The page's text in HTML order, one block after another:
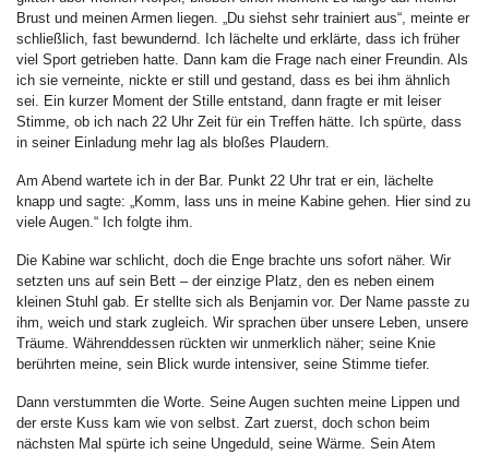
Brust und meinen Armen liegen. „Du siehst sehr trainiert aus“, meinte er
schließlich, fast bewundernd. Ich lächelte und erklärte, dass ich früher
viel Sport getrieben hatte. Dann kam die Frage nach einer Freundin. Als
ich sie verneinte, nickte er still und gestand, dass es bei ihm ähnlich
sei. Ein kurzer Moment der Stille entstand, dann fragte er mit leiser
Stimme, ob ich nach 22 Uhr Zeit für ein Treffen hätte. Ich spürte, dass
in seiner Einladung mehr lag als bloßes Plaudern.
Am Abend wartete ich in der Bar. Punkt 22 Uhr trat er ein, lächelte
knapp und sagte: „Komm, lass uns in meine Kabine gehen. Hier sind zu
viele Augen.“ Ich folgte ihm.
Die Kabine war schlicht, doch die Enge brachte uns sofort näher. Wir
setzten uns auf sein Bett – der einzige Platz, den es neben einem
kleinen Stuhl gab. Er stellte sich als Benjamin vor. Der Name passte zu
ihm, weich und stark zugleich. Wir sprachen über unsere Leben, unsere
Träume. Währenddessen rückten wir unmerklich näher; seine Knie
berührten meine, sein Blick wurde intensiver, seine Stimme tiefer.
Dann verstummten die Worte. Seine Augen suchten meine Lippen und
der erste Kuss kam wie von selbst. Zart zuerst, doch schon beim
nächsten Mal spürte ich seine Ungeduld, seine Wärme. Sein Atem